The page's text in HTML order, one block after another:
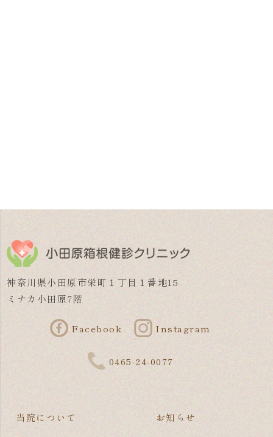
神奈川県小田原市栄町１丁目１番地15
ミナカ小田原7階
Facebook Instagram
0465-24-0077
当院について お知らせ